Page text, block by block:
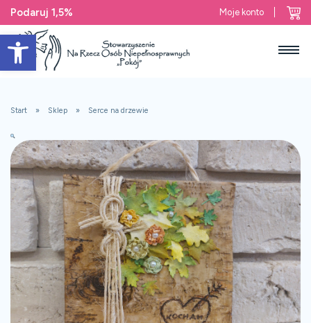
Open toolbar
Podaruj 1,5% Moje konto
Start Sklep Serce na drzewie